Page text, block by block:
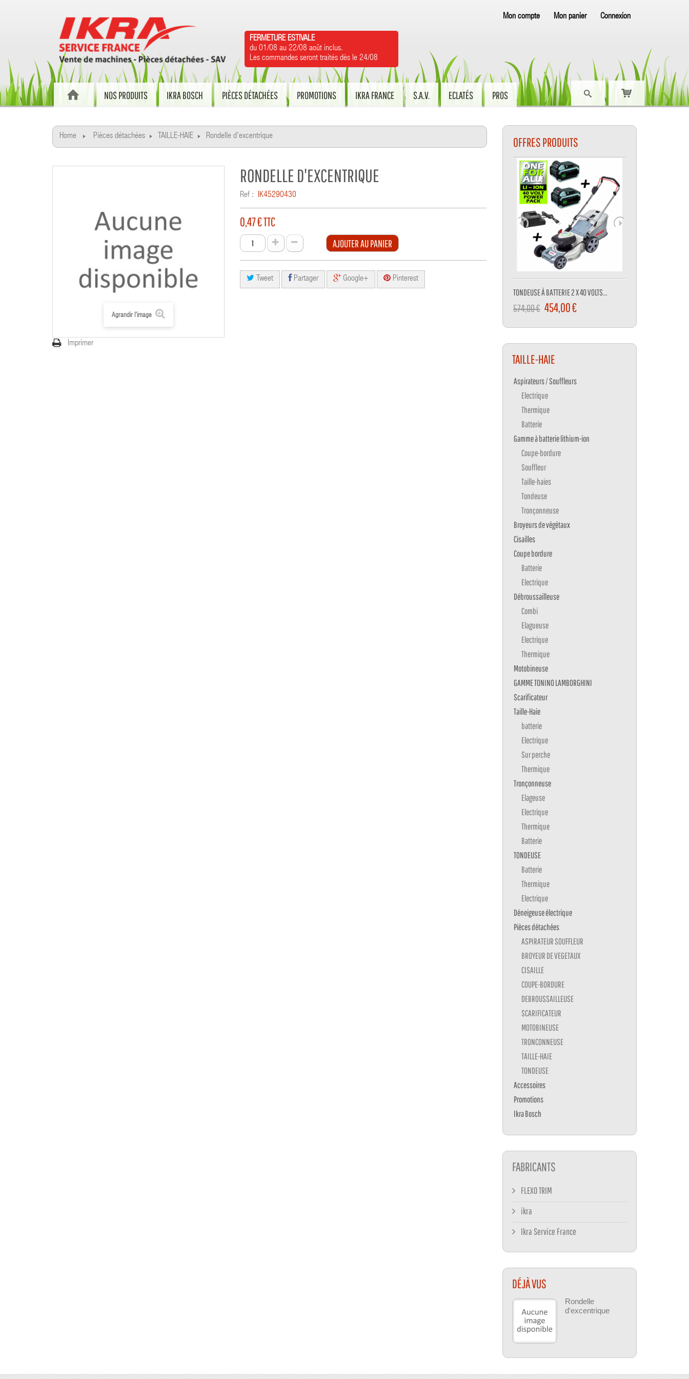
Mon compte Mon panier Connexion
FERMETURE ESTIVALE
du 01/08 au 22/08 août inclus.
Les commandes seront traités dès le 24/08
NOS PRODUITS IKRA BOSCH PIÈCES DÉTACHÉES PROMOTIONS IKRA FRANCE S.A.V. ECLATÉS PROS
Home Pièces détachées TAILLE-HAIE Rondelle d'excentrique
Agrandir l'image
Imprimer
RONDELLE D'EXCENTRIQUE
Ref : IK45290430
0,47 €TTC
AJOUTER AU PANIER
Tweet Partager Google+ Pinterest
OFFRES PRODUITS
TONDEUSE À BATTERIE 2 X 40 VOLTS...
574,00 € 454,00 €
TAILLE-HAIE
Aspirateurs / Souffleurs
Electrique
Thermique
Batterie
Gamme à batterie lithium-ion
Coupe-bordure
Souffleur
Taille-haies
Tondeuse
Tronçonneuse
Broyeurs de végétaux
Cisailles
Coupe bordure
Batterie
Electrique
Débroussailleuse
Combi
Elagueuse
Electrique
Thermique
Motobineuse
GAMME TONINO LAMBORGHINI
Scarificateur
Taille-Haie
batterie
Electrique
Sur perche
Thermique
Tronçonneuse
Elageuse
Electrique
Thermique
Batterie
TONDEUSE
Batterie
Thermique
Electrique
Déneigeuse électrique
Pièces détachées
ASPIRATEUR SOUFFLEUR
BROYEUR DE VEGETAUX
CISAILLE
COUPE-BORDURE
DEBROUSSAILLEUSE
SCARIFICATEUR
MOTOBINEUSE
TRONCONNEUSE
TAILLE-HAIE
TONDEUSE
Accessoires
Promotions
Ikra Bosch
FABRICANTS
FLEXO TRIM
ikra
Ikra Service France
DÉJÀ VUS
Rondelle
d'excentrique